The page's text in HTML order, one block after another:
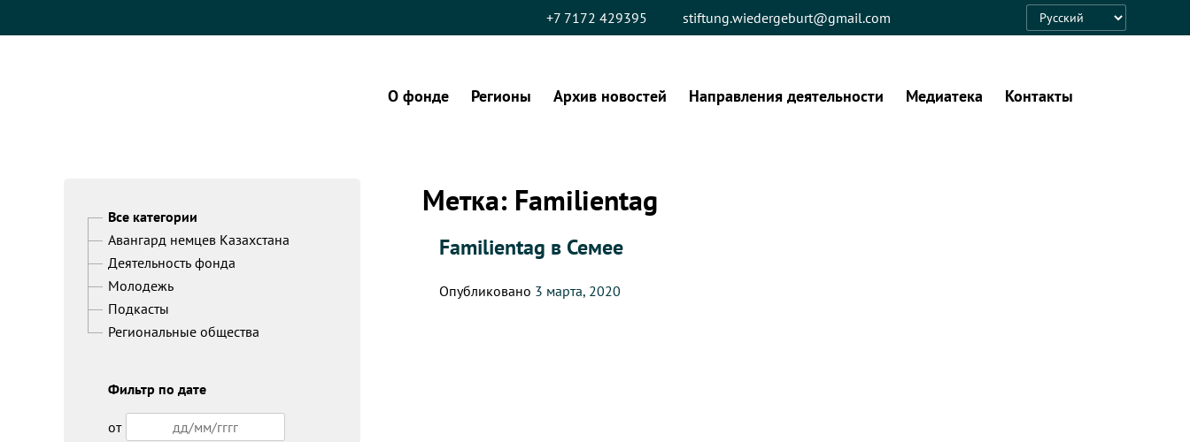
+7 7172 429395 stiftung.wiedergeburt@gmail.com
Language
О фонде Регионы Архив новостей Направления деятельности Медиатека Контакты
Метка: Familientag
Familientag в Семее
Опубликовано 3 марта, 2020
Все категории
Авангард немцев Казахстана
Деятельность фонда
Молодежь
Подкасты
Региональные общества
Фильтр по дате
от